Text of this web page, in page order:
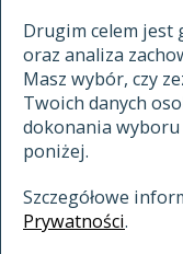
Drugim celem jest
oraz analiza
Masz wybór, czy
Twoich danych
dokonania
poniżej.
Szczegółowe
Prywatności.
materiały archiwalne
cytowanie
kontakt